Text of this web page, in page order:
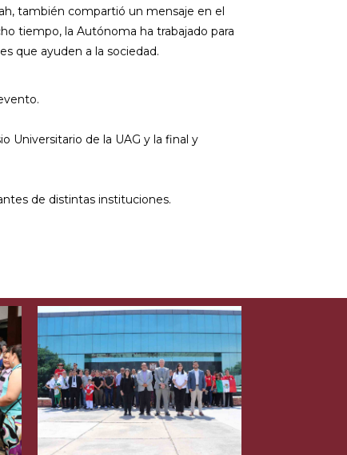
también compartió un mensaje en el
tiempo, la Autónoma ha trabajado para
que ayuden a la sociedad.
Universitario de la UAG y la final y
de distintas instituciones.